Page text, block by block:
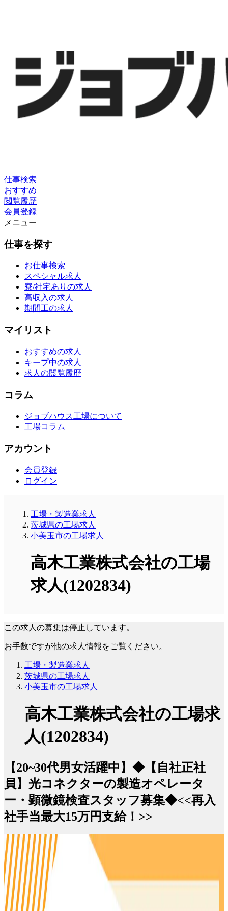
仕事検索
おすすめ
閲覧履歴
会員登録
メニュー
仕事を探す
お仕事検索
スペシャル求人
寮/社宅ありの求人
高収入の求人
期間工の求人
マイリスト
おすすめの求人
キープ中の求人
求人の閲覧履歴
コラム
ジョブハウス工場について
工場コラム
アカウント
会員登録
ログイン
工場・製造業求人
茨城県の工場求人
小美玉市の工場求人
高木工業株式会社の工場
求人(1202834)
この求人の募集は停止しています。
お手数ですが他の求人情報をご覧ください。
工場・製造業求人
茨城県の工場求人
小美玉市の工場求人
高木工業株式会社の工場求
人(1202834)
【20~30代男女活躍中】◆【自社正社
員】光コネクターの製造オペレータ
ー・顕微鏡検査スタッフ募集◆<<再入
社手当最大15万円支給！>>